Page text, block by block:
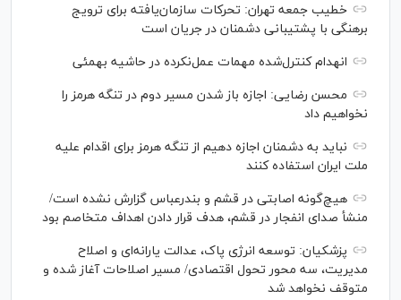
خطیب جمعه تهران: تحرکات سازمان‌یافته برای ترویج
برهنگی با پشتیبانی دشمنان در جریان است
انهدام کنترل‌شده مهمات عمل‌نکرده در حاشیه بهمئی
محسن رضایی: اجازه باز شدن مسیر دوم در تنگه هرمز را
نخواهیم داد
نباید به دشمنان اجازه دهیم از تنگه هرمز برای اقدام علیه
ملت ایران استفاده کنند
هیچ‌گونه اصابتی در قشم و بندرعباس گزارش نشده است/
منشأ صدای انفجار در قشم، هدف قرار دادن اهداف متخاصم بود
پزشکیان: توسعه انرژی پاک، عدالت یارانه‌ای و اصلاح
مدیریت، سه محور تحول اقتصادی/ مسیر اصلاحات آغاز شده و
متوقف نخواهد شد